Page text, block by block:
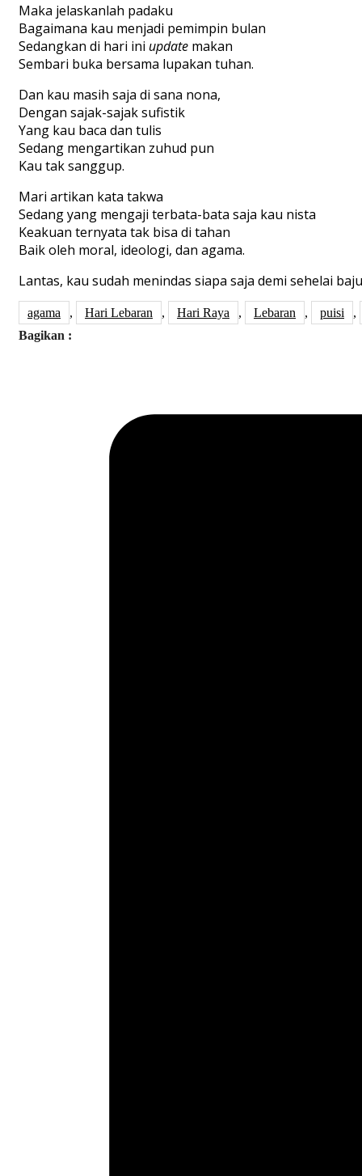
Maka jelaskanlah padaku
Bagaimana kau menjadi pemimpin bulan
Sedangkan di hari ini update makan
Sembari buka bersama lupakan tuhan.
Dan kau masih saja di sana nona,
Dengan sajak-sajak sufistik
Yang kau baca dan tulis
Sedang mengartikan zuhud pun
Kau tak sanggup.
Mari artikan kata takwa
Sedang yang mengaji terbata-bata saja kau nista
Keakuan ternyata tak bisa di tahan
Baik oleh moral, ideologi, dan agama.
Lantas, kau sudah menindas siapa saja demi sehelai
agama , Hari Lebaran , Hari Raya , Lebaran , puisi
,
Bagikan :